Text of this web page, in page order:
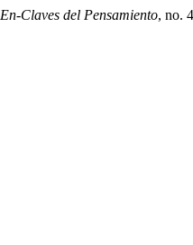
En-Claves del Pensamiento, no.